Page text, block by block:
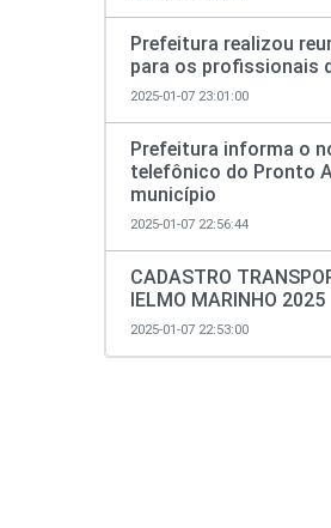
Prefeitura realizou
para os profissionais
2025-01-07 23:01:00
Prefeitura informa o
telefônico do Pronto
município
2025-01-07 22:56:44
CADASTRO
IELMO MARINHO 2025
2025-01-07 22:53:00